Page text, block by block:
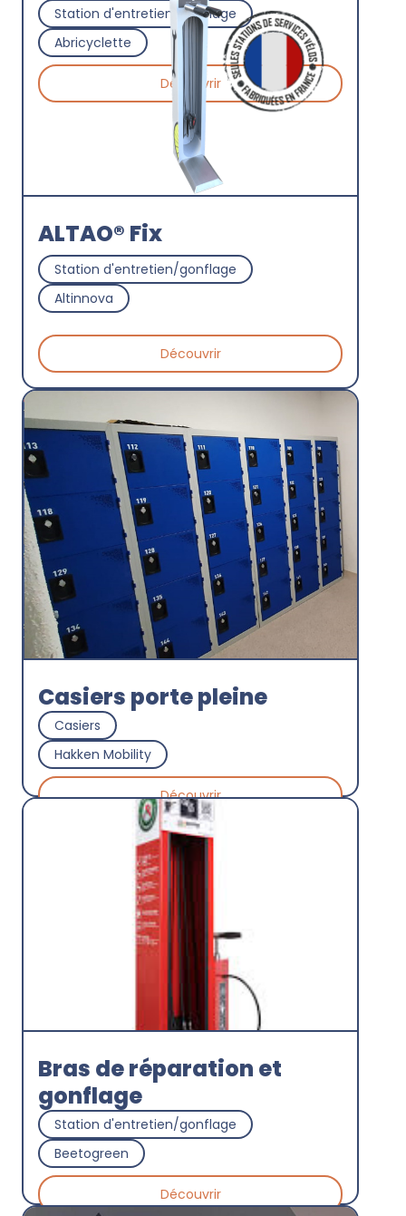
Station d'entretien/gonflage
Abricyclette
Découvrir
ALTAO® Fix
Station d'entretien/gonflage
Altinnova
Découvrir
Casiers porte pleine
Casiers
Hakken Mobility
Découvrir
Bras de réparation et
gonflage
Station d'entretien/gonflage
Beetogreen
Découvrir